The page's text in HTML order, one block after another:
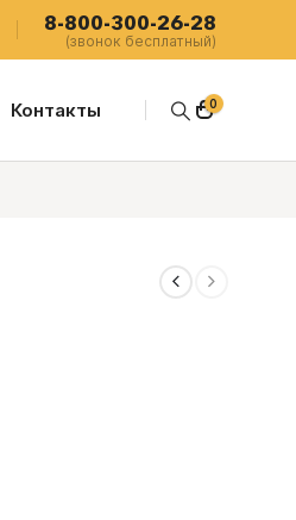
8-800-300-26-28
(звонок бесплатный)
Контакты 0